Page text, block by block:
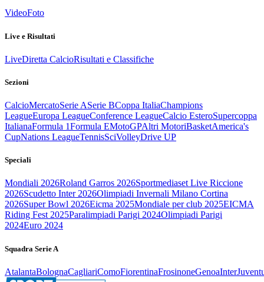
VideoFoto
Live e Risultati
LiveDiretta CalcioRisultati e Classifiche
Sezioni
CalcioMercatoSerie ASerie BCoppa ItaliaChampions
LeagueEuropa LeagueConference LeagueCalcio EsteroSupercoppa
ItalianaFormula 1Formula EMotoGPAltri MotoriBasketAmerica's
CupNations LeagueTennisSciVolleyDrive UP
Speciali
Mondiali 2026Roland Garros 2026Sportmediaset Live Riccione
2026Scudetto Inter 2026Olimpiadi Invernali Milano Cortina
2026Super Bowl 2026Eicma 2025Mondiale per club 2025EICMA
Riding Fest 2025Paralimpiadi Parigi 2024Olimpiadi Parigi
2024Euro 2024
Squadra Serie A
AtalantaBolognaCagliariComoFiorentinaFrosinoneGenoaInter